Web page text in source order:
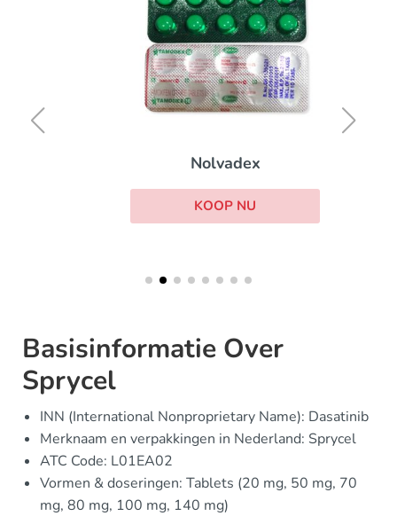
Nolvadex
KOOP NU
Basisinformatie Over
Sprycel
INN (International Nonproprietary Name): Dasatinib
Merknaam en verpakkingen in Nederland: Sprycel
ATC Code: L01EA02
Vormen & doseringen: Tablets (20 mg, 50 mg, 70
mg, 80 mg, 100 mg, 140 mg)